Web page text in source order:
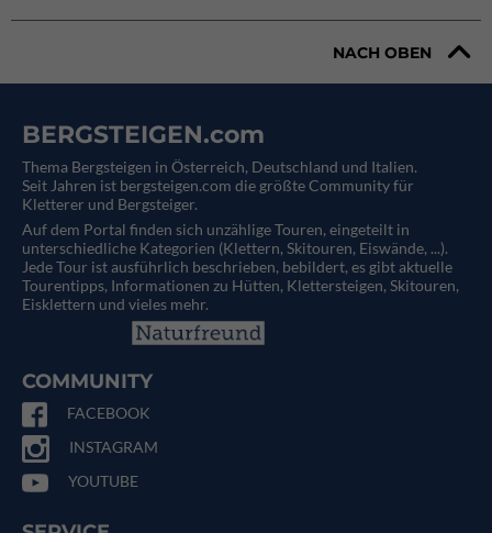
NACH OBEN
BERGSTEIGEN.com
Thema Bergsteigen in Österreich, Deutschland und Italien.
Seit Jahren ist bergsteigen.com die größte Community für
Kletterer und Bergsteiger.
Auf dem Portal finden sich unzählige Touren, eingeteilt in
unterschiedliche Kategorien (Klettern, Skitouren, Eiswände, ...).
Jede Tour ist ausführlich beschrieben, bebildert, es gibt aktuelle
Tourentipps, Informationen zu Hütten, Klettersteigen, Skitouren,
Eisklettern und vieles mehr.
COMMUNITY
FACEBOOK
INSTAGRAM
YOUTUBE